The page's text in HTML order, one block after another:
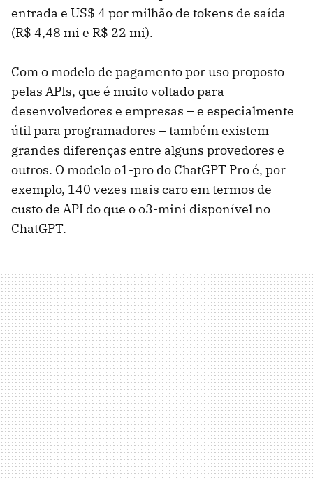
entrada e US$ 4 por milhão de tokens de saída
(R$ 4,48 mi e R$ 22 mi).
Com o modelo de pagamento por uso proposto
pelas APIs, que é muito voltado para
desenvolvedores e empresas – e especialmente
útil para programadores – também existem
grandes diferenças entre alguns provedores e
outros. O modelo o1-pro do ChatGPT Pro é, por
exemplo, 140 vezes mais caro em termos de
custo de API do que o o3-mini disponível no
ChatGPT.